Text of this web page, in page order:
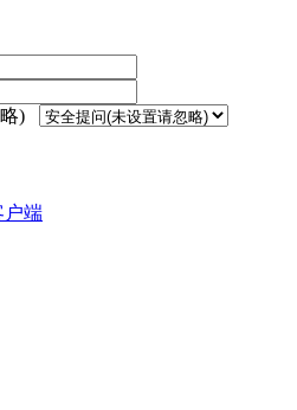
)
户端